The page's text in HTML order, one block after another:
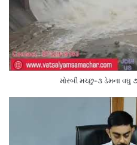
મોરબી મચ્છુ-૩ ડેમના વઘુ